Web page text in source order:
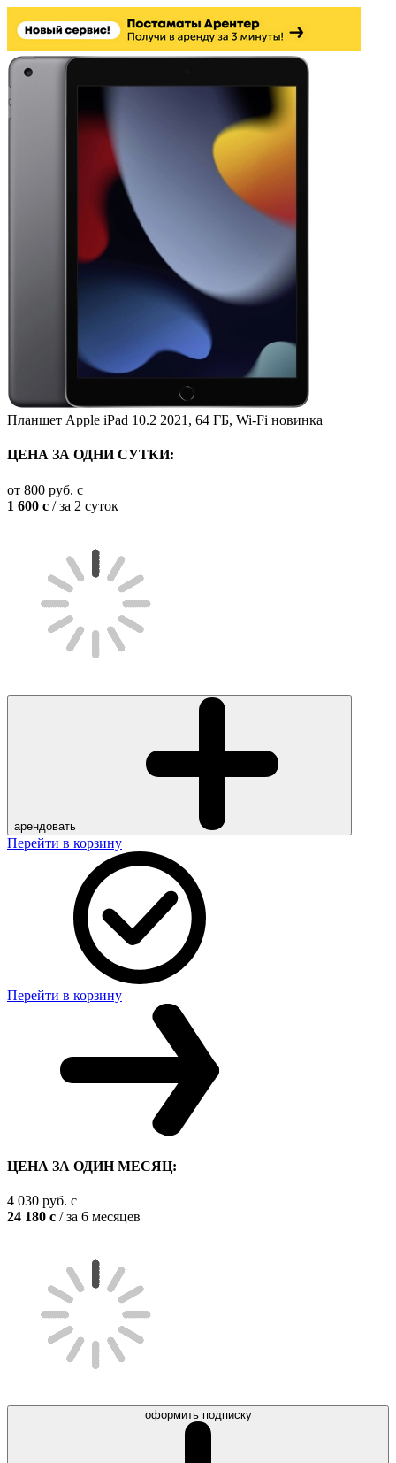
Планшет Apple iPad 10.2 2021, 64 ГБ, Wi-Fi новинка
ЦЕНА ЗА ОДНИ СУТКИ:
от 800 руб. c
1 600 c / за 2 суток
арендовать
Перейти в корзину
Перейти в корзину
ЦЕНА ЗА ОДИН МЕСЯЦ:
4 030 руб. c
24 180 c / за 6 месяцев
оформить подписку